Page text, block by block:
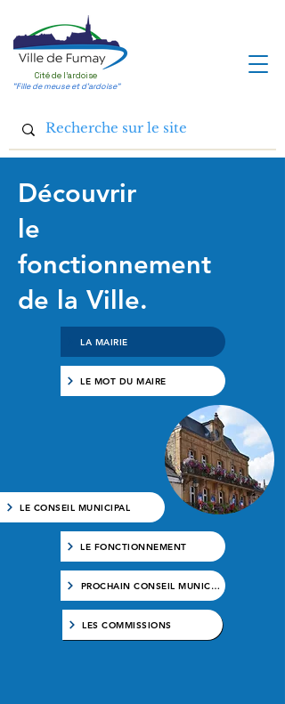
Cité de l'ardoise
"Fille de meuse et d'ardoise"
Découvrir
le
fonctionnement
de la Ville.
LA MAIRIE
LE MOT DU MAIRE
LE CONSEIL MUNICIPAL
LE FONCTIONNEMENT
PROCHAIN CONSEIL MUNICIPAL
LES COMMISSIONS